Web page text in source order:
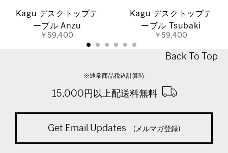
Kagu デスクトップテ
ーブル Anzu
￥59,400
Kagu デスクトップテ
ーブル Tsubaki
￥59,400
Back To Top
※通常商品税込計算時
15,000円以上配送料無料
Get Email Updates (メルマガ登録)